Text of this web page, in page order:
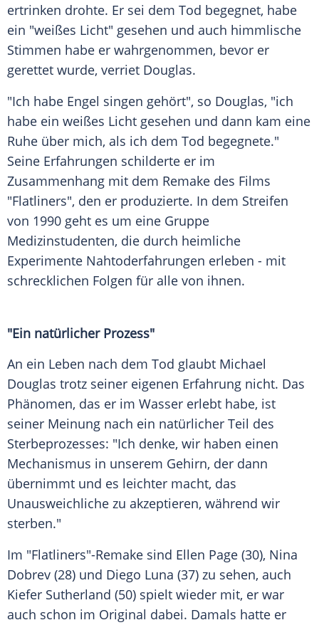
ertrinken drohte. Er sei dem Tod begegnet, habe
ein "weißes Licht" gesehen und auch himmlische
Stimmen habe er wahrgenommen, bevor er
gerettet wurde, verriet Douglas.
"Ich habe Engel singen gehört", so Douglas, "ich
habe ein weißes Licht gesehen und dann kam eine
Ruhe über mich, als ich dem Tod begegnete."
Seine Erfahrungen schilderte er im
Zusammenhang mit dem Remake des Films
"Flatliners", den er produzierte. In dem Streifen
von 1990 geht es um eine Gruppe
Medizinstudenten, die durch heimliche
Experimente Nahtoderfahrungen erleben - mit
schrecklichen Folgen für alle von ihnen.
"Ein natürlicher Prozess"
An ein Leben nach dem Tod glaubt Michael
Douglas trotz seiner eigenen Erfahrung nicht. Das
Phänomen, das er im Wasser erlebt habe, ist
seiner Meinung nach ein natürlicher Teil des
Sterbeprozesses: "Ich denke, wir haben einen
Mechanismus in unserem Gehirn, der dann
übernimmt und es leichter macht, das
Unausweichliche zu akzeptieren, während wir
sterben."
Im "Flatliners"-Remake sind Ellen Page (30), Nina
Dobrev (28) und Diego Luna (37) zu sehen, auch
Kiefer Sutherland (50) spielt wieder mit, er war
auch schon im Original dabei. Damals hatte er